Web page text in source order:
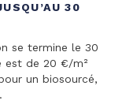
30
se termine le 30
est de 20 €/m²
un biosourcé,